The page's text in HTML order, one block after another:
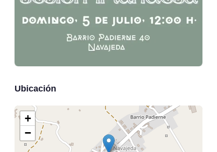
Ubicación
+
−